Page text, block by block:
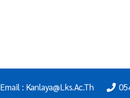
Email : Kanlaya@lks.ac.th